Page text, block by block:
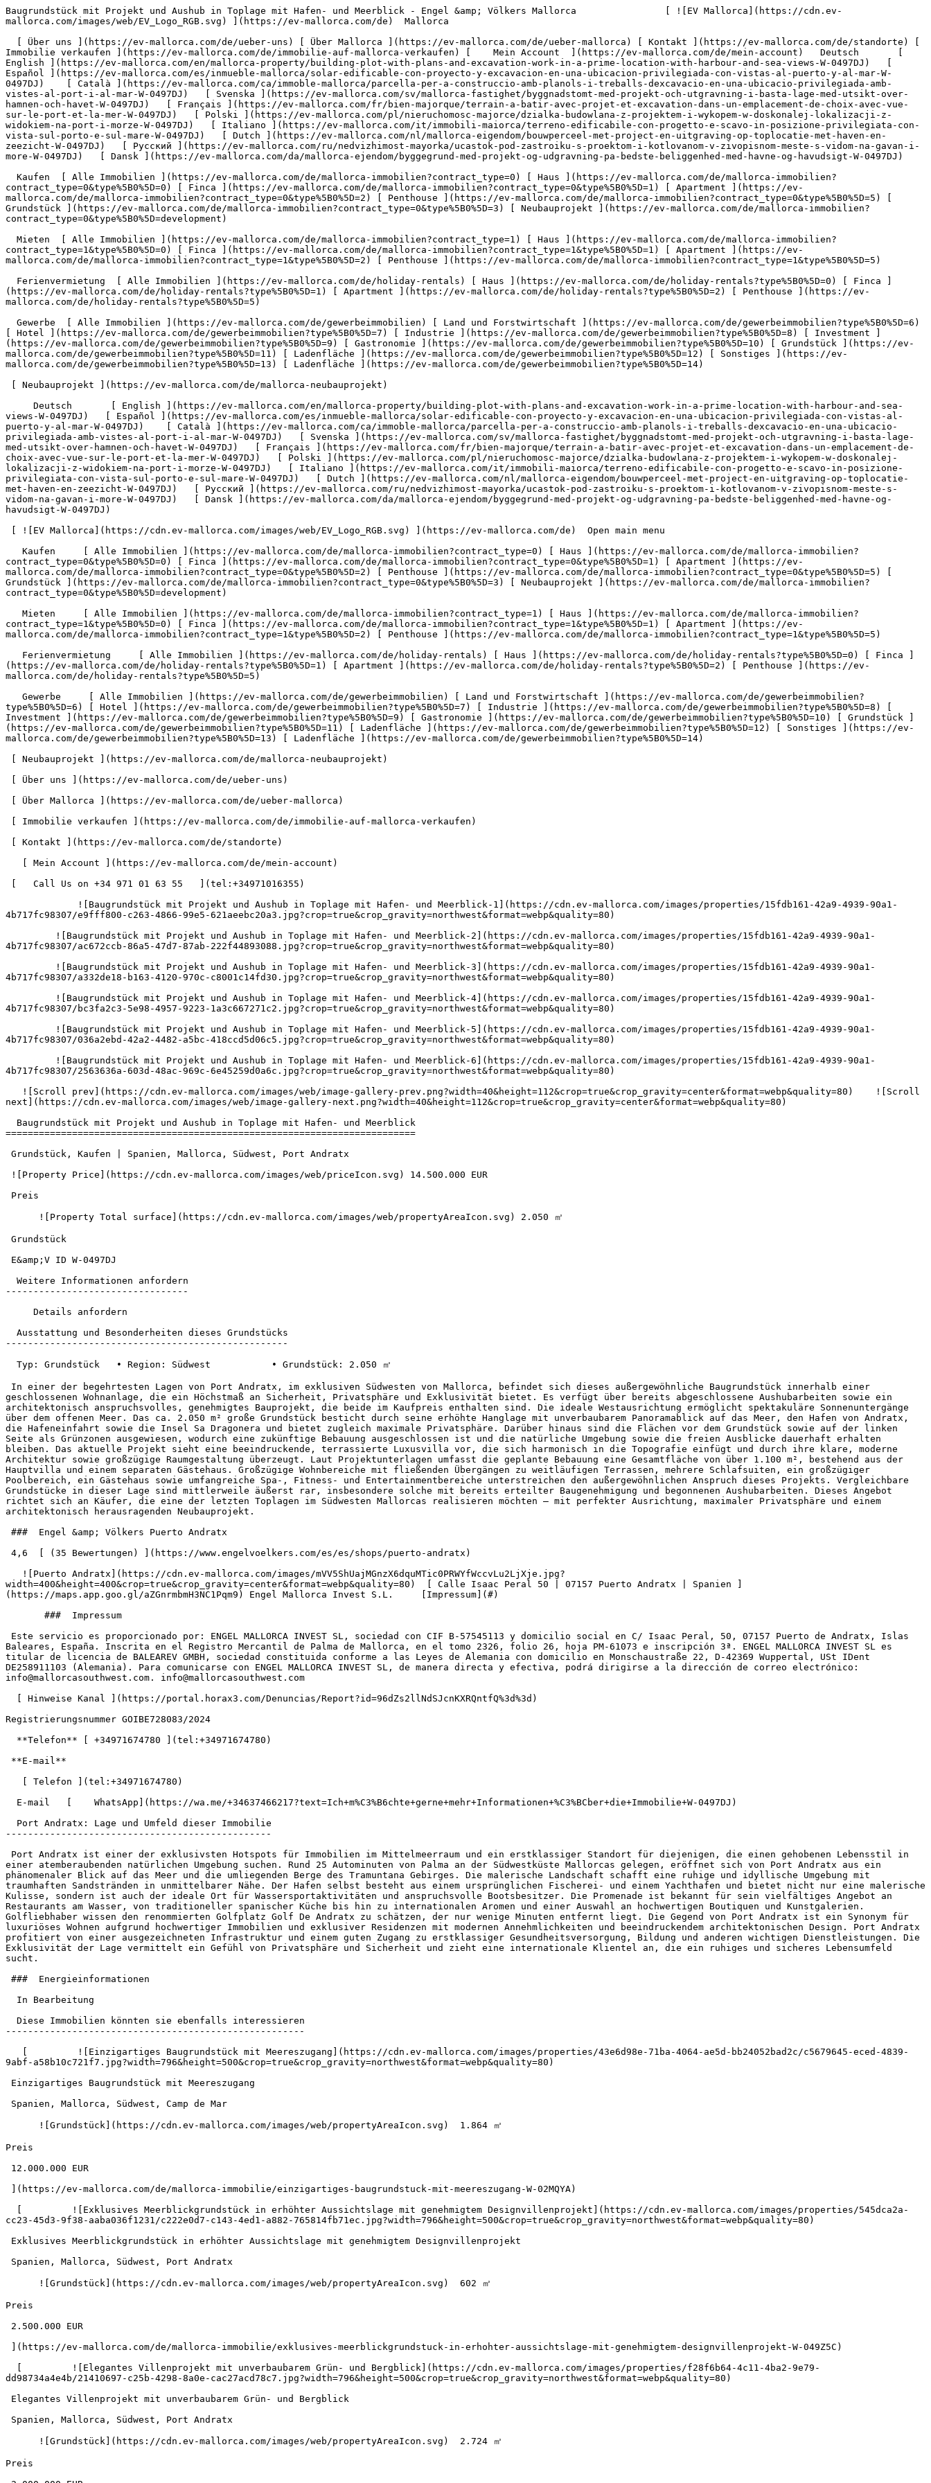
Baugrundstück mit Projekt und Aushub in Toplage mit Hafen- und Meerblick - Engel &amp; Völkers Mallorca                [ ![EV Mallorca](https://cdn.ev-mallorca.com/images/web/EV_Logo_RGB.svg) ](https://ev-mallorca.com/de)  Mallorca  

  [ Über uns ](https://ev-mallorca.com/de/ueber-uns) [ Über Mallorca ](https://ev-mallorca.com/de/ueber-mallorca) [ Kontakt ](https://ev-mallorca.com/de/standorte) [ Immobilie verkaufen ](https://ev-mallorca.com/de/immobilie-auf-mallorca-verkaufen) [    Mein Account  ](https://ev-mallorca.com/de/mein-account)   Deutsch       [ English ](https://ev-mallorca.com/en/mallorca-property/building-plot-with-plans-and-excavation-work-in-a-prime-location-with-harbour-and-sea-views-W-0497DJ)   [ Español ](https://ev-mallorca.com/es/inmueble-mallorca/solar-edificable-con-proyecto-y-excavacion-en-una-ubicacion-privilegiada-con-vistas-al-puerto-y-al-mar-W-0497DJ)    [ Català ](https://ev-mallorca.com/ca/immoble-mallorca/parcella-per-a-construccio-amb-planols-i-treballs-dexcavacio-en-una-ubicacio-privilegiada-amb-vistes-al-port-i-al-mar-W-0497DJ)   [ Svenska ](https://ev-mallorca.com/sv/mallorca-fastighet/byggnadstomt-med-projekt-och-utgravning-i-basta-lage-med-utsikt-over-hamnen-och-havet-W-0497DJ)   [ Français ](https://ev-mallorca.com/fr/bien-majorque/terrain-a-batir-avec-projet-et-excavation-dans-un-emplacement-de-choix-avec-vue-sur-le-port-et-la-mer-W-0497DJ)   [ Polski ](https://ev-mallorca.com/pl/nieruchomosc-majorce/dzialka-budowlana-z-projektem-i-wykopem-w-doskonalej-lokalizacji-z-widokiem-na-port-i-morze-W-0497DJ)   [ Italiano ](https://ev-mallorca.com/it/immobili-maiorca/terreno-edificabile-con-progetto-e-scavo-in-posizione-privilegiata-con-vista-sul-porto-e-sul-mare-W-0497DJ)   [ Dutch ](https://ev-mallorca.com/nl/mallorca-eigendom/bouwperceel-met-project-en-uitgraving-op-toplocatie-met-haven-en-zeezicht-W-0497DJ)   [ Русский ](https://ev-mallorca.com/ru/nedvizhimost-mayorka/ucastok-pod-zastroiku-s-proektom-i-kotlovanom-v-zivopisnom-meste-s-vidom-na-gavan-i-more-W-0497DJ)   [ Dansk ](https://ev-mallorca.com/da/mallorca-ejendom/byggegrund-med-projekt-og-udgravning-pa-bedste-beliggenhed-med-havne-og-havudsigt-W-0497DJ)   

  Kaufen  [ Alle Immobilien ](https://ev-mallorca.com/de/mallorca-immobilien?contract_type=0) [ Haus ](https://ev-mallorca.com/de/mallorca-immobilien?contract_type=0&type%5B0%5D=0) [ Finca ](https://ev-mallorca.com/de/mallorca-immobilien?contract_type=0&type%5B0%5D=1) [ Apartment ](https://ev-mallorca.com/de/mallorca-immobilien?contract_type=0&type%5B0%5D=2) [ Penthouse ](https://ev-mallorca.com/de/mallorca-immobilien?contract_type=0&type%5B0%5D=5) [ Grundstück ](https://ev-mallorca.com/de/mallorca-immobilien?contract_type=0&type%5B0%5D=3) [ Neubauprojekt ](https://ev-mallorca.com/de/mallorca-immobilien?contract_type=0&type%5B0%5D=development) 

  Mieten  [ Alle Immobilien ](https://ev-mallorca.com/de/mallorca-immobilien?contract_type=1) [ Haus ](https://ev-mallorca.com/de/mallorca-immobilien?contract_type=1&type%5B0%5D=0) [ Finca ](https://ev-mallorca.com/de/mallorca-immobilien?contract_type=1&type%5B0%5D=1) [ Apartment ](https://ev-mallorca.com/de/mallorca-immobilien?contract_type=1&type%5B0%5D=2) [ Penthouse ](https://ev-mallorca.com/de/mallorca-immobilien?contract_type=1&type%5B0%5D=5) 

  Ferienvermietung  [ Alle Immobilien ](https://ev-mallorca.com/de/holiday-rentals) [ Haus ](https://ev-mallorca.com/de/holiday-rentals?type%5B0%5D=0) [ Finca ](https://ev-mallorca.com/de/holiday-rentals?type%5B0%5D=1) [ Apartment ](https://ev-mallorca.com/de/holiday-rentals?type%5B0%5D=2) [ Penthouse ](https://ev-mallorca.com/de/holiday-rentals?type%5B0%5D=5) 

  Gewerbe  [ Alle Immobilien ](https://ev-mallorca.com/de/gewerbeimmobilien) [ Land und Forstwirtschaft ](https://ev-mallorca.com/de/gewerbeimmobilien?type%5B0%5D=6) [ Hotel ](https://ev-mallorca.com/de/gewerbeimmobilien?type%5B0%5D=7) [ Industrie ](https://ev-mallorca.com/de/gewerbeimmobilien?type%5B0%5D=8) [ Investment ](https://ev-mallorca.com/de/gewerbeimmobilien?type%5B0%5D=9) [ Gastronomie ](https://ev-mallorca.com/de/gewerbeimmobilien?type%5B0%5D=10) [ Grundstück ](https://ev-mallorca.com/de/gewerbeimmobilien?type%5B0%5D=11) [ Ladenfläche ](https://ev-mallorca.com/de/gewerbeimmobilien?type%5B0%5D=12) [ Sonstiges ](https://ev-mallorca.com/de/gewerbeimmobilien?type%5B0%5D=13) [ Ladenfläche ](https://ev-mallorca.com/de/gewerbeimmobilien?type%5B0%5D=14) 

 [ Neubauprojekt ](https://ev-mallorca.com/de/mallorca-neubauprojekt) 

     Deutsch       [ English ](https://ev-mallorca.com/en/mallorca-property/building-plot-with-plans-and-excavation-work-in-a-prime-location-with-harbour-and-sea-views-W-0497DJ)   [ Español ](https://ev-mallorca.com/es/inmueble-mallorca/solar-edificable-con-proyecto-y-excavacion-en-una-ubicacion-privilegiada-con-vistas-al-puerto-y-al-mar-W-0497DJ)    [ Català ](https://ev-mallorca.com/ca/immoble-mallorca/parcella-per-a-construccio-amb-planols-i-treballs-dexcavacio-en-una-ubicacio-privilegiada-amb-vistes-al-port-i-al-mar-W-0497DJ)   [ Svenska ](https://ev-mallorca.com/sv/mallorca-fastighet/byggnadstomt-med-projekt-och-utgravning-i-basta-lage-med-utsikt-over-hamnen-och-havet-W-0497DJ)   [ Français ](https://ev-mallorca.com/fr/bien-majorque/terrain-a-batir-avec-projet-et-excavation-dans-un-emplacement-de-choix-avec-vue-sur-le-port-et-la-mer-W-0497DJ)   [ Polski ](https://ev-mallorca.com/pl/nieruchomosc-majorce/dzialka-budowlana-z-projektem-i-wykopem-w-doskonalej-lokalizacji-z-widokiem-na-port-i-morze-W-0497DJ)   [ Italiano ](https://ev-mallorca.com/it/immobili-maiorca/terreno-edificabile-con-progetto-e-scavo-in-posizione-privilegiata-con-vista-sul-porto-e-sul-mare-W-0497DJ)   [ Dutch ](https://ev-mallorca.com/nl/mallorca-eigendom/bouwperceel-met-project-en-uitgraving-op-toplocatie-met-haven-en-zeezicht-W-0497DJ)   [ Русский ](https://ev-mallorca.com/ru/nedvizhimost-mayorka/ucastok-pod-zastroiku-s-proektom-i-kotlovanom-v-zivopisnom-meste-s-vidom-na-gavan-i-more-W-0497DJ)   [ Dansk ](https://ev-mallorca.com/da/mallorca-ejendom/byggegrund-med-projekt-og-udgravning-pa-bedste-beliggenhed-med-havne-og-havudsigt-W-0497DJ)   

 [ ![EV Mallorca](https://cdn.ev-mallorca.com/images/web/EV_Logo_RGB.svg) ](https://ev-mallorca.com/de)  Open main menu    

   Kaufen     [ Alle Immobilien ](https://ev-mallorca.com/de/mallorca-immobilien?contract_type=0) [ Haus ](https://ev-mallorca.com/de/mallorca-immobilien?contract_type=0&type%5B0%5D=0) [ Finca ](https://ev-mallorca.com/de/mallorca-immobilien?contract_type=0&type%5B0%5D=1) [ Apartment ](https://ev-mallorca.com/de/mallorca-immobilien?contract_type=0&type%5B0%5D=2) [ Penthouse ](https://ev-mallorca.com/de/mallorca-immobilien?contract_type=0&type%5B0%5D=5) [ Grundstück ](https://ev-mallorca.com/de/mallorca-immobilien?contract_type=0&type%5B0%5D=3) [ Neubauprojekt ](https://ev-mallorca.com/de/mallorca-immobilien?contract_type=0&type%5B0%5D=development) 

   Mieten     [ Alle Immobilien ](https://ev-mallorca.com/de/mallorca-immobilien?contract_type=1) [ Haus ](https://ev-mallorca.com/de/mallorca-immobilien?contract_type=1&type%5B0%5D=0) [ Finca ](https://ev-mallorca.com/de/mallorca-immobilien?contract_type=1&type%5B0%5D=1) [ Apartment ](https://ev-mallorca.com/de/mallorca-immobilien?contract_type=1&type%5B0%5D=2) [ Penthouse ](https://ev-mallorca.com/de/mallorca-immobilien?contract_type=1&type%5B0%5D=5) 

   Ferienvermietung     [ Alle Immobilien ](https://ev-mallorca.com/de/holiday-rentals) [ Haus ](https://ev-mallorca.com/de/holiday-rentals?type%5B0%5D=0) [ Finca ](https://ev-mallorca.com/de/holiday-rentals?type%5B0%5D=1) [ Apartment ](https://ev-mallorca.com/de/holiday-rentals?type%5B0%5D=2) [ Penthouse ](https://ev-mallorca.com/de/holiday-rentals?type%5B0%5D=5) 

   Gewerbe     [ Alle Immobilien ](https://ev-mallorca.com/de/gewerbeimmobilien) [ Land und Forstwirtschaft ](https://ev-mallorca.com/de/gewerbeimmobilien?type%5B0%5D=6) [ Hotel ](https://ev-mallorca.com/de/gewerbeimmobilien?type%5B0%5D=7) [ Industrie ](https://ev-mallorca.com/de/gewerbeimmobilien?type%5B0%5D=8) [ Investment ](https://ev-mallorca.com/de/gewerbeimmobilien?type%5B0%5D=9) [ Gastronomie ](https://ev-mallorca.com/de/gewerbeimmobilien?type%5B0%5D=10) [ Grundstück ](https://ev-mallorca.com/de/gewerbeimmobilien?type%5B0%5D=11) [ Ladenfläche ](https://ev-mallorca.com/de/gewerbeimmobilien?type%5B0%5D=12) [ Sonstiges ](https://ev-mallorca.com/de/gewerbeimmobilien?type%5B0%5D=13) [ Ladenfläche ](https://ev-mallorca.com/de/gewerbeimmobilien?type%5B0%5D=14) 

 [ Neubauprojekt ](https://ev-mallorca.com/de/mallorca-neubauprojekt) 

 [ Über uns ](https://ev-mallorca.com/de/ueber-uns) 

 [ Über Mallorca ](https://ev-mallorca.com/de/ueber-mallorca) 

 [ Immobilie verkaufen ](https://ev-mallorca.com/de/immobilie-auf-mallorca-verkaufen) 

 [ Kontakt ](https://ev-mallorca.com/de/standorte) 

   [ Mein Account ](https://ev-mallorca.com/de/mein-account) 

 [   Call Us on +34 971 01 63 55   ](tel:+34971016355) 

             ![Baugrundstück mit Projekt und Aushub in Toplage mit Hafen- und Meerblick-1](https://cdn.ev-mallorca.com/images/properties/15fdb161-42a9-4939-90a1-4b717fc98307/e9fff800-c263-4866-99e5-621aeebc20a3.jpg?crop=true&crop_gravity=northwest&format=webp&quality=80)  

         ![Baugrundstück mit Projekt und Aushub in Toplage mit Hafen- und Meerblick-2](https://cdn.ev-mallorca.com/images/properties/15fdb161-42a9-4939-90a1-4b717fc98307/ac672ccb-86a5-47d7-87ab-222f44893088.jpg?crop=true&crop_gravity=northwest&format=webp&quality=80)  

         ![Baugrundstück mit Projekt und Aushub in Toplage mit Hafen- und Meerblick-3](https://cdn.ev-mallorca.com/images/properties/15fdb161-42a9-4939-90a1-4b717fc98307/a332de18-b163-4120-970c-c8001c14fd30.jpg?crop=true&crop_gravity=northwest&format=webp&quality=80)  

         ![Baugrundstück mit Projekt und Aushub in Toplage mit Hafen- und Meerblick-4](https://cdn.ev-mallorca.com/images/properties/15fdb161-42a9-4939-90a1-4b717fc98307/bc3fa2c3-5e98-4957-9223-1a3c6672